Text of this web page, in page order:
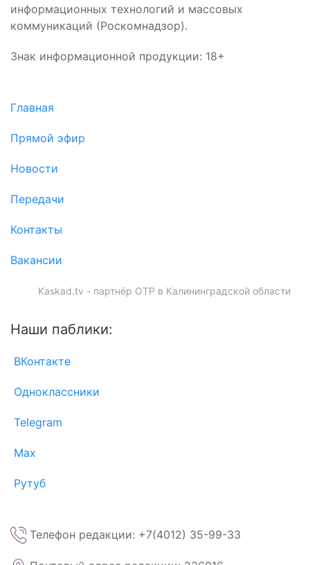
информационных технологий и массовых
коммуникаций (Роскомнадзор).
Знак информационной продукции: 18+
Главная
Прямой эфир
Новости
Передачи
Контакты
Вакансии
Kaskad.tv - партнёр ОТР в Калининградской области
Наши паблики:
ВКонтакте
Одноклассники
Telegram
Max
Рутуб
Телефон редакции: +7(4012) 35-99-33